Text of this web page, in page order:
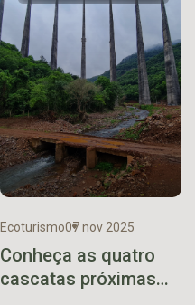
Ecoturismo07 nov 2025
Conheça as quatro
cascatas próximas